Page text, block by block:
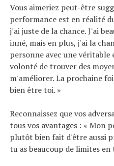
Vous aimeriez peut-être
performance est en réalité
j'ai juste de la chance. J'ai
inné, mais en plus, j'ai la
personne avec une
volonté de trouver des
m'améliorer. La prochaine
bien être toi. »
Reconnaissez que vos
tous vos avantages : « Mon
plutôt bien fait d'être aussi
tu as beaucoup de limites